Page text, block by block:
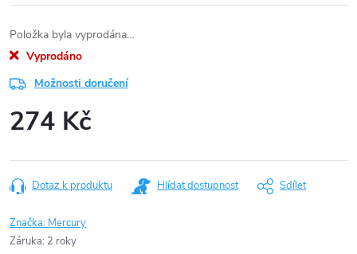
Položka byla vyprodána…
Vyprodáno
Možnosti doručení
274 Kč
cena:
Dotaz k produktu Hlídat dostupnost Sdílet
Značka: Mercury
Záruka: 2 roky